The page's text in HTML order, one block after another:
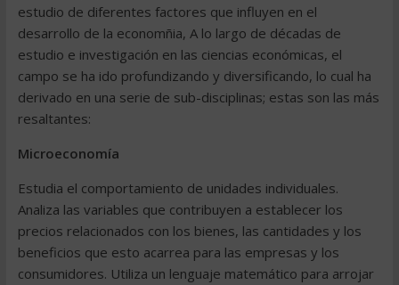
estudio de diferentes factores que influyen en el
desarrollo de la economñia, A lo largo de décadas de
estudio e investigación en las ciencias económicas, el
campo se ha ido profundizando y diversificando, lo cual ha
derivado en una serie de sub-disciplinas; estas son las más
resaltantes:
Microeconomía
Estudia el comportamiento de unidades individuales.
Analiza las variables que contribuyen a establecer los
precios relacionados con los bienes, las cantidades y los
beneficios que esto acarrea para las empresas y los
consumidores. Utiliza un lenguaje matemático para arrojar